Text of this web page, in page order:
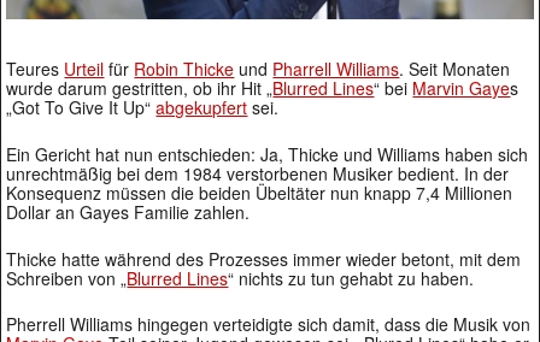
Teures Urteil für Robin Thicke und Pharrell Williams. Seit Monaten
wurde darum gestritten, ob ihr Hit „Blurred Lines“ bei Marvin Gayes
„Got To Give It Up“abgekupfert sei.
Ein Gericht hat nun entschieden: Ja, Thicke und Williams haben sich
unrechtmäßig bei dem 1984 verstorbenen Musiker bedient. In der
Konsequenz müssen die beiden Übeltäter nun knapp 7,4 Millionen
Dollar an Gayes Familie zahlen.
Thicke hatte während des Prozesses immer wieder betont, mit dem
Schreiben von „Blurred Lines“ nichts zu tun gehabt zu haben.
Pherrell Williams hingegen verteidigte sich damit, dass die Musik von